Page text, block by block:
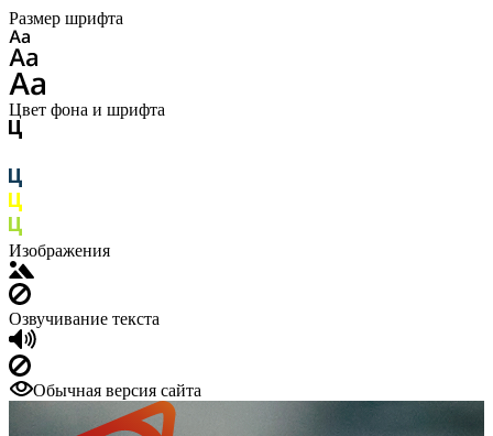
Размер шрифта
Цвет фона и шрифта
Изображения
Озвучивание текста
Обычная версия сайта